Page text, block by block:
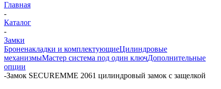
Главная
-
Каталог
-
Замки
Броненакладки и комплектующиеЦилиндровые
механизмыМастер система под один ключДополнительные
опции
-Замок SECUREMME 2061 цилиндровый замок с защелкой